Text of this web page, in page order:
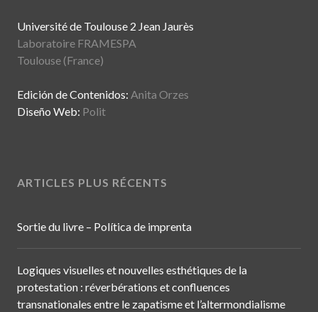
Université de Toulouse 2 Jean Jaurès
Laboratoire FRAMESPA
Toulouse (France)
Edición de Contenidos: Anita Orzes
Diseño Web: Polit
ARTICLES PLUS RÉCENTS
Sortie du livre – Política de imprenta
Logiques visuelles et nouvelles esthétiques de la
protestation : réverbérations et confluences
transnationales entre le zapatisme et l’altermondialisme